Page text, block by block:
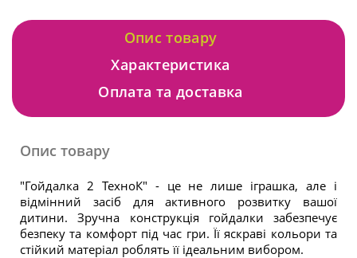
Опис товару
Характеристика
Оплата та доставка
Опис товару
"Гойдалка 2 ТехноК" - це не лише іграшка, але і
відмінний засіб для активного розвитку вашої
дитини. Зручна конструкція гойдалки забезпечує
безпеку та комфорт під час гри. Їїяскраві кольори та
стійкий матеріал роблять її ідеальним вибором.